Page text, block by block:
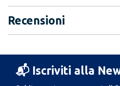
Recensioni
📬 Iscriviti alla